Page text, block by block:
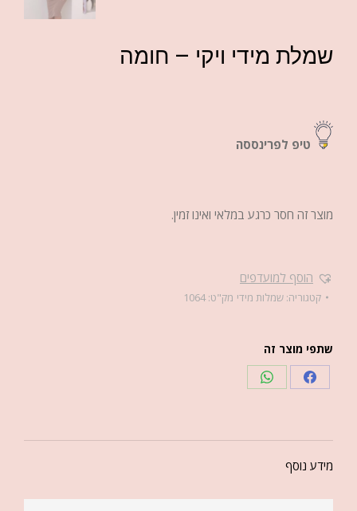
שמלת מידי ויקי – חומה
טיפ לפרינססה
מוצר זה חסר כרגע במלאי ואינו זמין.
הוסף למועדפים
קטגוריה: שמלות מידי מק"ט:1064
שתפי מוצר זה
מידע נוסף